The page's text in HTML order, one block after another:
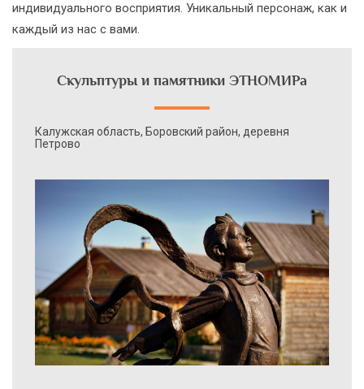
индивидуального восприятия. Уникальный персонаж, как и
каждый из нас с вами.
Скульптуры и памятники ЭТНОМИРа
Калужская область, Боровский район, деревня
Петрово